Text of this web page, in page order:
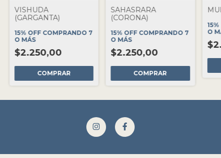
VISHUDA
(GARGANTA)
15% OFF COMPRANDO 7
O MÁS
$2.250,00
COMPRAR
SAHASRARA
(CORONA)
15% OFF COMPRANDO 7
O MÁS
$2.250,00
COMPRAR
15%
O